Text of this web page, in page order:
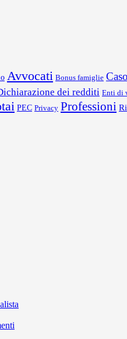
Avvocati Bonus famiglie
dei redditi Enti di
PEC Privacy Professioni